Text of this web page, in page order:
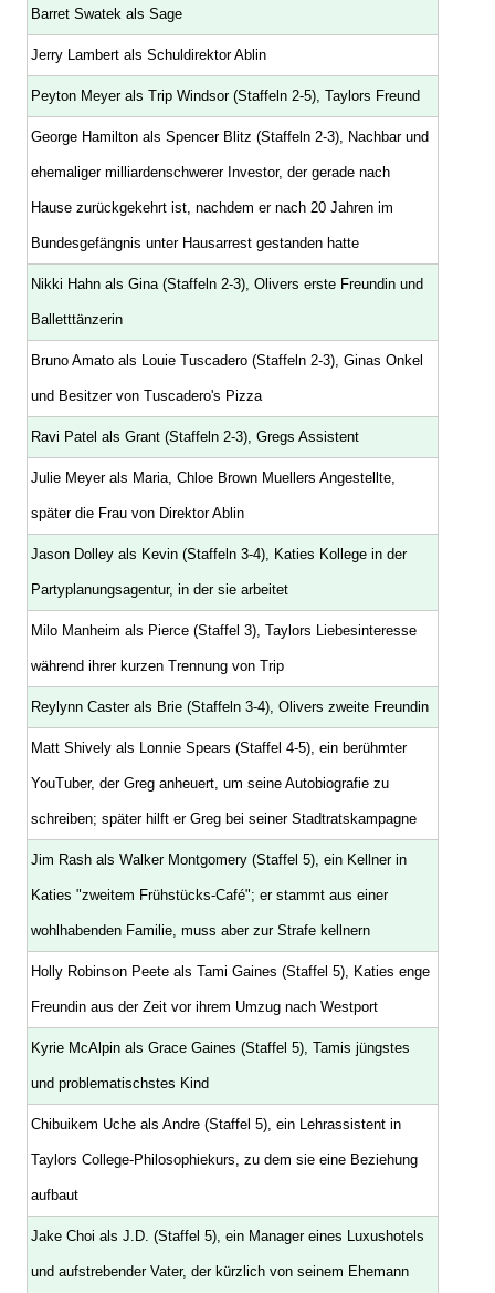
Barret Swatek als Sage
Jerry Lambert als Schuldirektor Ablin
Peyton Meyer als Trip Windsor (Staffeln 2-5), Taylors Freund
George Hamilton als Spencer Blitz (Staffeln 2-3), Nachbar und
ehemaliger milliardenschwerer Investor, der gerade nach
Hause zurückgekehrt ist, nachdem er nach 20 Jahren im
Bundesgefängnis unter Hausarrest gestanden hatte
Nikki Hahn als Gina (Staffeln 2-3), Olivers erste Freundin und
Balletttänzerin
Bruno Amato als Louie Tuscadero (Staffeln 2-3), Ginas Onkel
und Besitzer von Tuscadero's Pizza
Ravi Patel als Grant (Staffeln 2-3), Gregs Assistent
Julie Meyer als Maria, Chloe Brown Muellers Angestellte,
später die Frau von Direktor Ablin
Jason Dolley als Kevin (Staffeln 3-4), Katies Kollege in der
Partyplanungsagentur, in der sie arbeitet
Milo Manheim als Pierce (Staffel 3), Taylors Liebesinteresse
während ihrer kurzen Trennung von Trip
Reylynn Caster als Brie (Staffeln 3-4), Olivers zweite Freundin
Matt Shively als Lonnie Spears (Staffel 4-5), ein berühmter
YouTuber, der Greg anheuert, um seine Autobiografie zu
schreiben; später hilft er Greg bei seiner Stadtratskampagne
Jim Rash als Walker Montgomery (Staffel 5), ein Kellner in
Katies "zweitem Frühstücks-Café"; er stammt aus einer
wohlhabenden Familie, muss aber zur Strafe kellnern
Holly Robinson Peete als Tami Gaines (Staffel 5), Katies enge
Freundin aus der Zeit vor ihrem Umzug nach Westport
Kyrie McAlpin als Grace Gaines (Staffel 5), Tamis jüngstes
und problematischstes Kind
Chibuikem Uche als Andre (Staffel 5), ein Lehrassistent in
Taylors College-Philosophiekurs, zu dem sie eine Beziehung
aufbaut
Jake Choi als J.D. (Staffel 5), ein Manager eines Luxushotels
und aufstrebender Vater, der kürzlich von seinem Ehemann